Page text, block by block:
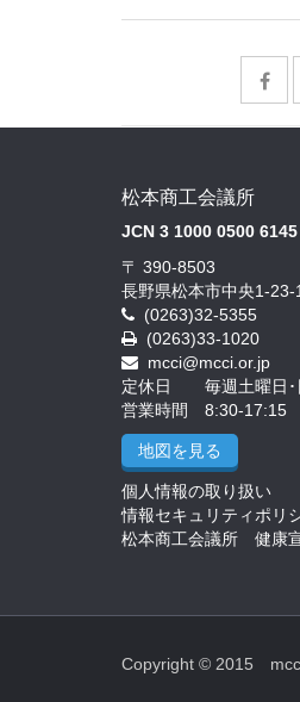
松本商工会議所
JCN 3 1000 0500 6145
〒 390-8503
長野県松本市中央1-23-1
(0263)32-5355
(0263)33-1020
mcci@mcci.or.jp
定休日 毎週土曜日･
営業時間 8:30-17:15
地図を見る
個人情報の取り扱い
情報セキュリティポリ
松本商工会議所 健康
Copyright © 2015